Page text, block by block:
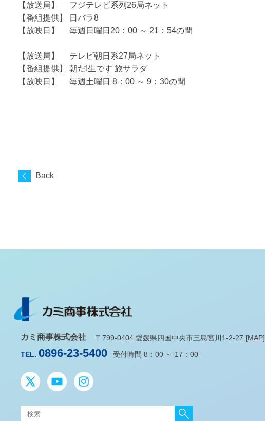
【放送局】 フジテレビ系列26局ネット
【番組提供】 日バラ8
【放映日】 毎週日曜日20：00 ～ 21：54の間
【放送局】 テレビ朝日系27局ネット
【番組提供】 朝だ!生です 旅サラダ
【放映日】 毎週土曜日 8：00 ～ 9：30の間
Back
カミ商事株式会社 〒799-0404 愛媛県四国中央市三島宮川1-2-27 [MAP]
TEL. 0896-23-5400 受付時間 8：00 ～ 17：00